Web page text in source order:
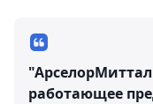
работающее